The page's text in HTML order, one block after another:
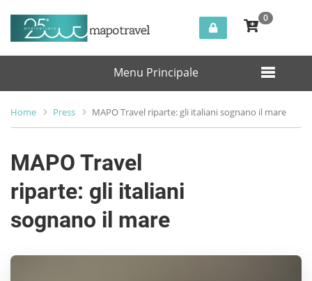
0
Menu Principale
Home Press MAPO Travel riparte: gli italiani sognano il mare
MAPO Travel
riparte: gli italiani
sognano il mare